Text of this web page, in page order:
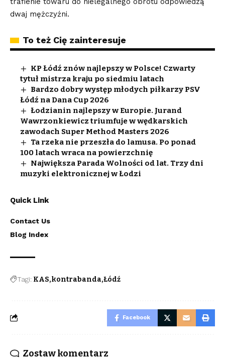
dwaj mężczyźni.
To też Cię zainteresuje
KP Łódź znów najlepszy w Polsce! Czwarty
tytuł mistrza kraju po siedmiu latach
Bardzo dobry występ młodych piłkarzy PSV
Łódź na Dana Cup 2026
Łodzianin najlepszy w Europie. Jurand
Wawrzonkiewicz triumfuje w wędkarskich
zawodach Super Method Masters 2026
Ta rzeka nie przeszła do lamusa. Po ponad
100 latach wraca na powierzchnię
Największa Parada Wolności od lat. Trzy dni
muzyki elektronicznej w Łodzi
Quick Link
Contact Us
Blog Index
Tagi: KAS kontrabanda Łódź
Facebook
Zostaw komentarz